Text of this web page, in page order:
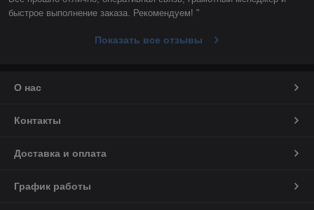
быстрое выполнение заказа. Рекомендуем! "
Показать все отзывы
О нас
Контакты
Доставка и оплата
График работы